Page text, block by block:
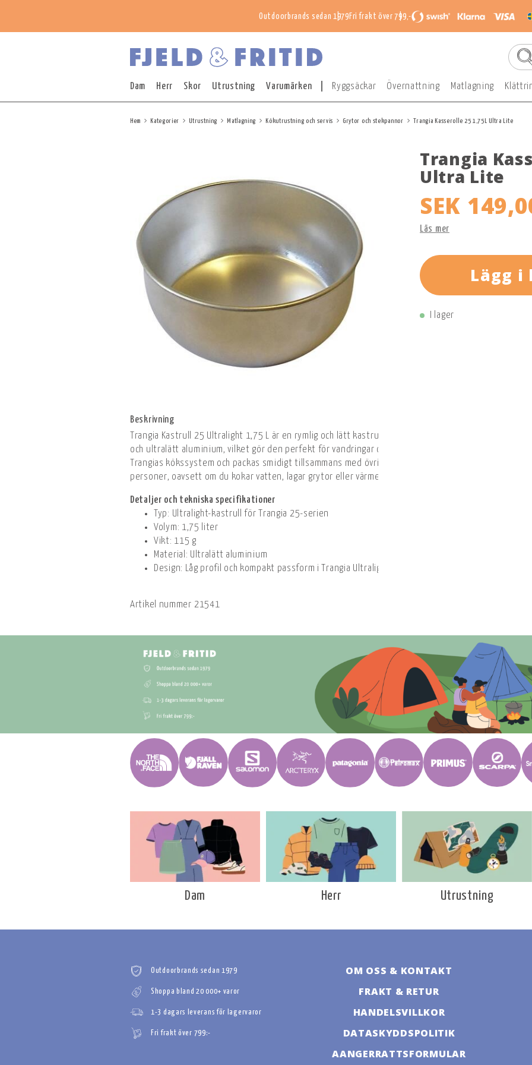
Outdoorbrands sedan 1979 Fri frakt över 799,-
Dam Herr Skor Utrustning Varumärken Ryggsäckar Övernattning Matlagning
Hem Kategorier Utrustning Matlagning Kökutrustning och servis Grytor och stekpannor Trangia Kasserolle 25 1,75L Ultra Lite
Beskrivning
Trangia Kastrull 25 Ultralight 1,75 L är en rymlig och lätt kastrull utvecklad för Trangia 25-seriens
och ultralätt aluminium, vilket gör den perfekt för vandringar och friluftsturer där låg vikt är en
Trangias kökssystem och packas smidigt tillsammans med övriga delar. Med en volym på 1,75 liter
personer, oavsett om du kokar vatten, lagar grytor eller värmer mat.
Detaljer och tekniska specifikationer
Typ: Ultralight-kastrull för Trangia 25-serien
Volym: 1,75 liter
Vikt: 115 g
Material: Ultralätt aluminium
Design: Låg profil och kompakt passform i Trangia Ultralight-systemet
Artikel nummer 21541
Trangia
Ultra Lite
SEK
Läs mer
Lägg i
I lager
Dam Herr Utrustning
Outdoorbrands sedan 1979
Shoppa bland 20 000+ varor
1-3 dagars leverans för lagervaror
Fri frakt över 799:-
OM OSS & KONTAKT
FRAKT & RETUR
HANDELSVILLKOR
DATASKYDDSPOLITIK
AANGERRATTSFORMULAR